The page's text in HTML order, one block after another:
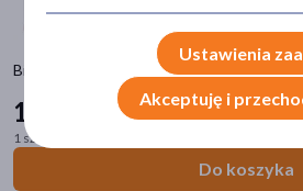
BioDrain, tabletki, 120 szt
105
1 szt. = 0,88 zł
Do koszyka
saszetki
(2)
Główne składniki
Ustawienia
Akceptuję i